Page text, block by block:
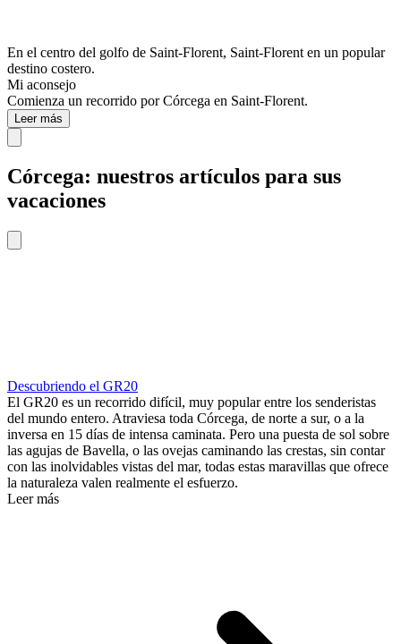
En el centro del golfo de Saint-Florent, Saint-Florent en un popular
destino costero.
Mi aconsejo
Comienza un recorrido por Córcega en Saint-Florent.
Leer más
Córcega: nuestros artículos para sus
vacaciones
Descubriendo el GR20
El GR20 es un recorrido difícil, muy popular entre los senderistas
del mundo entero. Atraviesa toda Córcega, de norte a sur, o a la
inversa en 15 días de intensa caminata. Pero una puesta de sol sobre
las agujas de Bavella, o las ovejas caminando las crestas, sin contar
con las inolvidables vistas del mar, todas estas maravillas que ofrece
la naturaleza valen realmente el esfuerzo.
Leer más